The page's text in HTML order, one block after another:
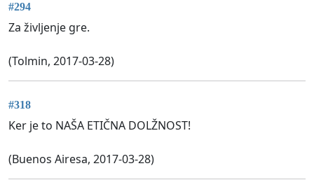
#294
Za življenje gre.
(Tolmin, 2017-03-28)
#318
Ker je to NAŠA ETIČNA DOLŽNOST!
(Buenos Airesa, 2017-03-28)